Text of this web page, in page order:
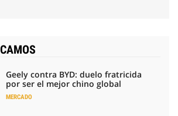
Geely contra BYD: duelo fratricida
por ser el mejor chino global
MERCADO